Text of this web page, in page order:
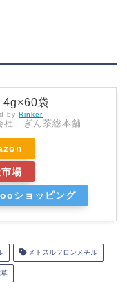
4g×60袋
by Rinker
社 ぎん茶総本舗
場
ショッピング
メトスルフロンメチル